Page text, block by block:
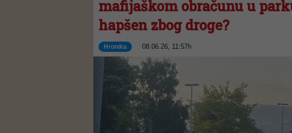
mafijaškom obračunu u
hapšen zbog droge?
Hronika 08.06.26, 11:57h